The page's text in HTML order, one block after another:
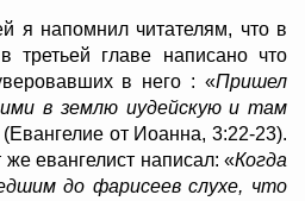
я напомнил читателям, что в
третьей главе написано что
в него : «Пришел
в землю иудейскую и там
(Евангелие от Иоанна, 3:22-23).
же евангелист написал: «Когда
до фарисеев слухе, что